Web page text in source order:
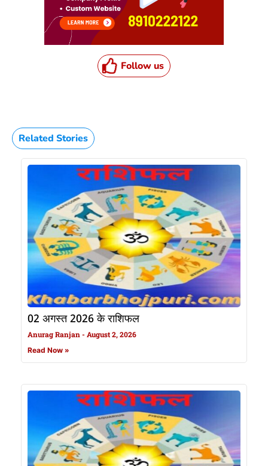
Follow us
Related Stories
02 अगस्त 2026 के राशिफल
Anurag Ranjan August 2, 2026
Read Now »